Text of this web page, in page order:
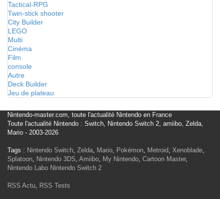
Tactical-RPG
Twin-stick shooter
City Builder
LEGO
Multi
Cinéma
Film
console
Autre
Deck Builder
Jeu de plateau
Nintendo-master.com, toute l'actualité Nintendo en France
Toute l'actualité Nintendo : Switch, Nintendo Switch 2, amiibo, Zelda,
Mario - 2003-2026
Tags : Nintendo Switch, Zelda, Mario, Pokémon, Metroid, Xenoblade,
Splatoon, Nintendo 3DS, Amiibo, My Nintendo, Cartoon Master,
Nintendo Labo Nintendo Switch 2
RSS Actu, RSS Tests